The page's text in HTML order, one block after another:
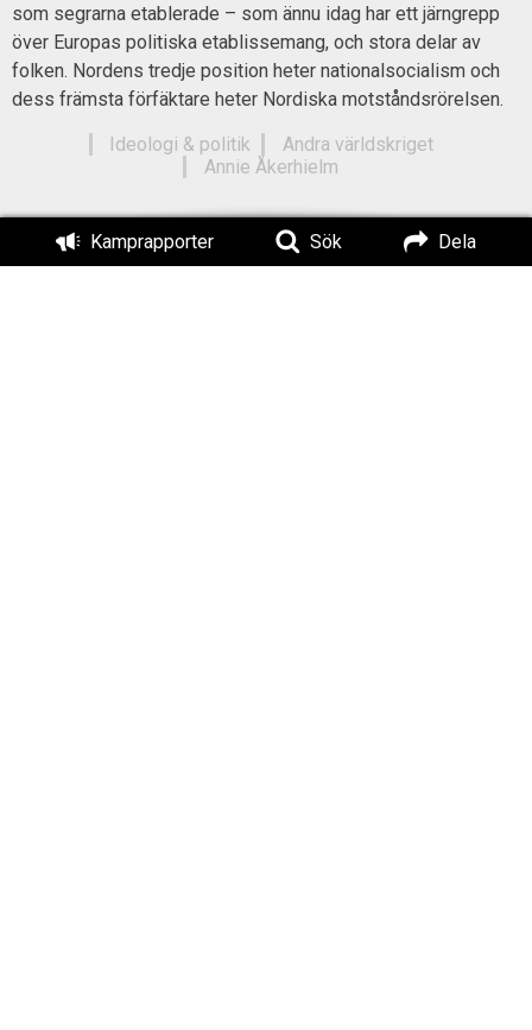
Kamprapporter Sök Dela
som segrarna etablerade – som ännu idag har ett järngrepp
över Europas politiska etablissemang, och stora delar av
folken. Nordens tredje position heter nationalsocialism och
dess främsta förfäktare heter Nordiska motståndsrörelsen.
Ideologi & politik
Andra världskriget
Annie Åkerhielm
Titel:
Europa förlorade andra